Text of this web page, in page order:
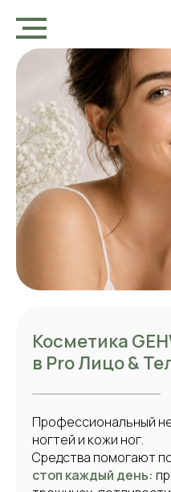
Косметика
в Pro Лицо &
Профессиональный
ногтей и кожи ног.
Средства помогают
стоп каждый день: